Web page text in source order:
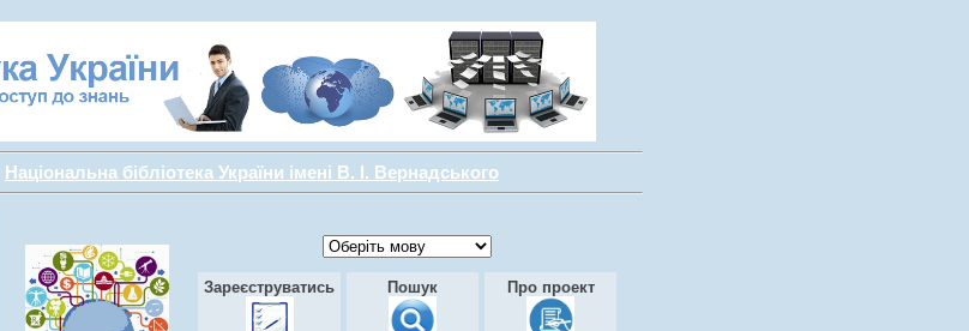
Національна бібліотека України імені В. І. Вернадського
Зареєструватись Пошук Про проект